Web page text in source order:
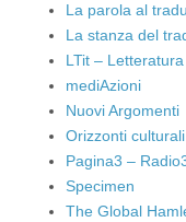
La parola al
La stanza del
LTit –
mediAzioni
Nuovi Argomenti
Orizzonti
Pagina3 –
Specimen
The Global